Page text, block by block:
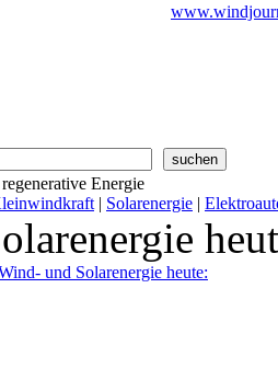
Energie
| Solarenergie |
und Solarenergie heute: